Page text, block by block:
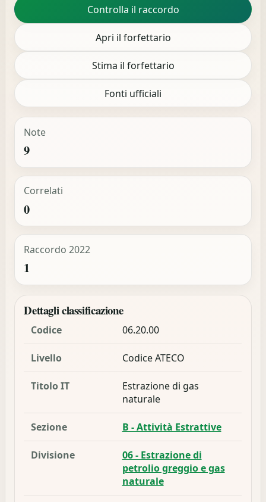
Controlla il raccordo
Apri il forfettario
Stima il forfettario
Fonti ufficiali
Note
9
Correlati
0
Raccordo 2022
1
Dettagli classificazione
Codice 06.20.00
Livello Codice ATECO
Titolo IT
Estrazione di gas
naturale
Sezione B - Attività Estrattive
Divisione
06 - Estrazione di
petrolio greggio e gas
naturale